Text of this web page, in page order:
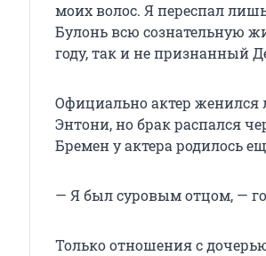
моих волос. Я переспал
Булонь всю сознательную
году, так и не признанный
Официально актер женился
Энтони, но брак распался
Бремен у актера родилось
— Я был суровым отцом, —
Только отношения с